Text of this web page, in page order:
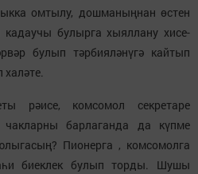
омтылу, дошманыңнан өстен
кадаучы булырга хыяллану хисе-
булып тәрбияләнүгә кайтып
халәте.
рәисе, комсомол секретаре
барлаганда да күпме
Пионерга , комсомолга
биеклек булып торды. Шушы